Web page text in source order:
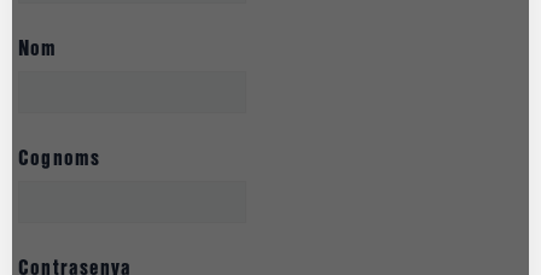
Nom
Cognoms
Contrasenya